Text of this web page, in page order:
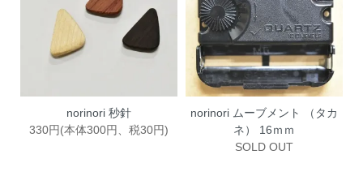
norinori 秒針
330円(本体300円、税30円)
norinori ムーブメント （タカ
ネ） 16ｍｍ
SOLD OUT